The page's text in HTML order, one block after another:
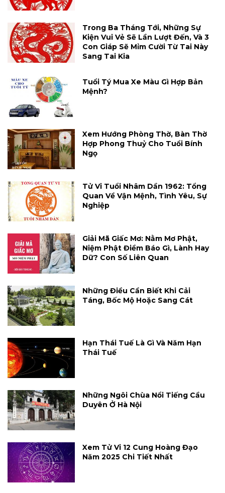
Trong Ba Tháng Tới, Những Sự
Kiện Vui Vẻ Sẽ Lần Lượt Đến, Và 3
Con Giáp Sẽ Mỉm Cười Từ Tai Này
Sang Tai Kia
Tuổi Tý Mua Xe Màu Gì Hợp Bản
Mệnh?
Xem Hướng Phòng Thờ, Bàn Thờ
Hợp Phong Thuỷ Cho Tuổi Bính
Ngọ
Tử Vi Tuổi Nhâm Dần 1962: Tổng
Quan Về Vận Mệnh, Tình Yêu, Sự
Nghiệp
Giải Mã Giấc Mơ: Nằm Mơ Phật,
Niệm Phật Điềm Báo Gì, Lành Hay
Dữ? Con Số Liên Quan
Những Điều Cần Biết Khi Cải
Táng, Bốc Mộ Hoặc Sang Cát
Hạn Thái Tuế Là Gì Và Năm Hạn
Thái Tuế
Những Ngôi Chùa Nổi Tiếng Cầu
Duyên Ở Hà Nội
Xem Tử Vi 12 Cung Hoàng Đạo
Năm 2025 Chi Tiết Nhất